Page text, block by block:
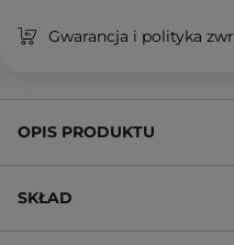
Gwarancja i polityka
OPIS PRODUKTU
SKŁAD